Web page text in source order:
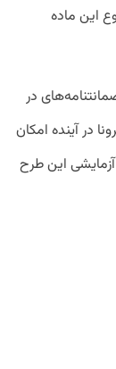
این ماده
در
در آینده امکان
این طرح